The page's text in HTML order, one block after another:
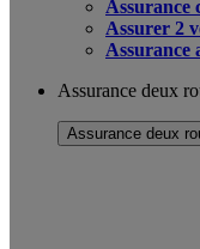
Assurance
Assurer 2
Assurance
Assurance deux
Assurance deux